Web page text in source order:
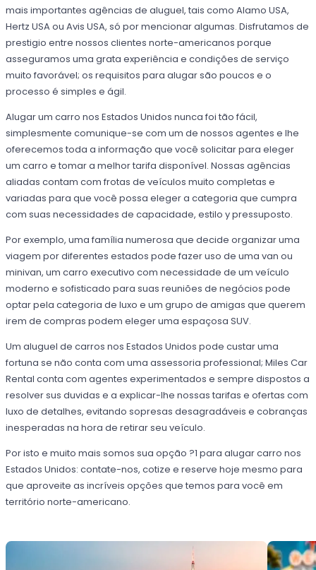
mais importantes agências de aluguel, tais como Alamo USA,
Hertz USA ou Avis USA, só por mencionar algumas. Disfrutamos de
prestigio entre nossos clientes norte-americanos porque
asseguramos uma grata experiência e condições de serviço
muito favorável; os requisitos para alugar são poucos e o
processo é simples e ágil.
Alugar um carro nos Estados Unidos nunca foi tão fácil,
simplesmente comunique-se com um de nossos agentes e lhe
oferecemos toda a informação que você solicitar para eleger
um carro e tomar a melhor tarifa disponível. Nossas agências
aliadas contam com frotas de veículos muito completas e
variadas para que você possa eleger a categoria que cumpra
com suas necessidades de capacidade, estilo y pressuposto.
Por exemplo, uma família numerosa que decide organizar uma
viagem por diferentes estados pode fazer uso de uma van ou
minivan, um carro executivo com necessidade de um veículo
moderno e sofisticado para suas reuniões de negócios pode
optar pela categoria de luxo e um grupo de amigas que querem
irem de compras podem eleger uma espaçosa SUV.
Um aluguel de carros nos Estados Unidos pode custar uma
fortuna se não conta com uma assessoria professional; Miles Car
Rental conta com agentes experimentados e sempre dispostos a
resolver sus duvidas e a explicar-lhe nossas tarifas e ofertas com
luxo de detalhes, evitando sopresas desagradáveis e cobranças
inesperadas na hora de retirar seu veículo.
Por isto e muito mais somos sua opção ?1 para alugar carro nos
Estados Unidos: contate-nos, cotize e reserve hoje mesmo para
que aproveite as incríveis opções que temos para você em
território norte-americano.